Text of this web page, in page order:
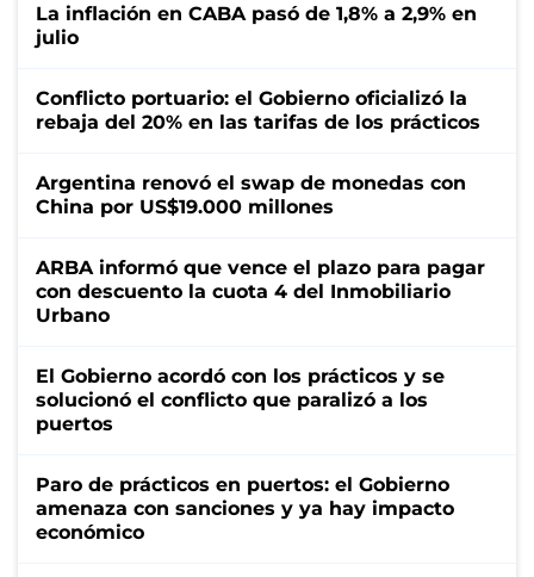
La inflación en CABA pasó de 1,8% a 2,9% en
julio
Conflicto portuario: el Gobierno oficializó la
rebaja del 20% en las tarifas de los prácticos
Argentina renovó el swap de monedas con
China por US$19.000 millones
ARBA informó que vence el plazo para pagar
con descuento la cuota 4 del Inmobiliario
Urbano
El Gobierno acordó con los prácticos y se
solucionó el conflicto que paralizó a los
puertos
Paro de prácticos en puertos: el Gobierno
amenaza con sanciones y ya hay impacto
económico